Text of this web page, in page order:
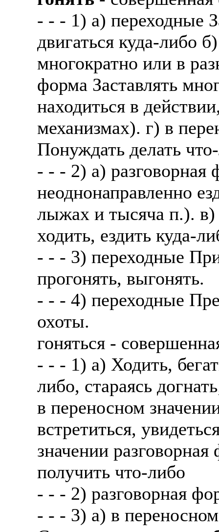
- - - 1) а) переходные
двигаться куда-либо
многократно или в
форма Заставлять
находиться в
механизмах). г) в
Понуждать делать
- - - 2) а)
неоднонаправленно
лыжах и тысяча п.). в)
ходить, ездить куда-
- - - 3) переходные
прогонять, выгонять.
- - - 4) переходные
охоты.
гоняться -
- - - 1) а) Ходить,
либо, стараясь
в переносном
встретиться,
значении
получить что-либо
- - - 2) разговорная
- - - 3) а) в